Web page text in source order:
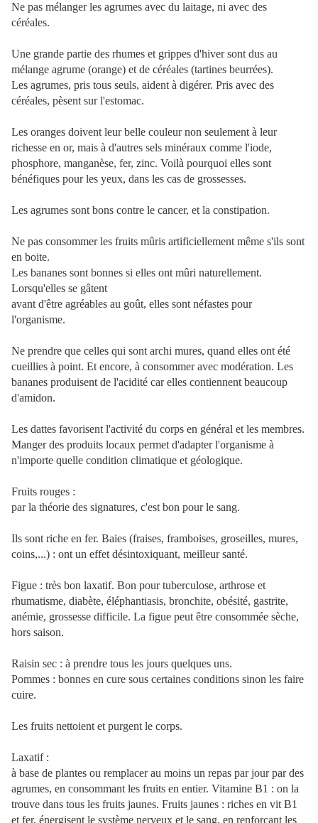
Ne pas mélanger les agrumes avec du laitage, ni avec des
céréales.
Une grande partie des rhumes et grippes d'hiver sont dus au
mélange agrume (orange) et de céréales (tartines beurrées).
Les agrumes, pris tous seuls, aident à digérer. Pris avec des
céréales, pèsent sur l'estomac.
Les oranges doivent leur belle couleur non seulement à leur
richesse en or, mais à d'autres sels minéraux comme l'iode,
phosphore, manganèse, fer, zinc. Voilà pourquoi elles sont
bénéfiques pour les yeux, dans les cas de grossesses.
Les agrumes sont bons contre le cancer, et la constipation.
Ne pas consommer les fruits mûris artificiellement même s'ils sont
en boite.
Les bananes sont bonnes si elles ont mûri naturellement.
Lorsqu'elles se gâtent
avant d'être agréables au goût, elles sont néfastes pour
l'organisme.
Ne prendre que celles qui sont archi mures, quand elles ont été
cueillies à point. Et encore, à consommer avec modération. Les
bananes produisent de l'acidité car elles contiennent beaucoup
d'amidon.
Les dattes favorisent l'activité du corps en général et les membres.
Manger des produits locaux permet d'adapter l'organisme à
n'importe quelle condition climatique et géologique.
Fruits rouges :
par la théorie des signatures, c'est bon pour le sang.
Ils sont riche en fer. Baies (fraises, framboises, groseilles, mures,
coins,...) : ont un effet désintoxiquant, meilleur santé.
Figue : très bon laxatif. Bon pour tuberculose, arthrose et
rhumatisme, diabète, éléphantiasis, bronchite, obésité, gastrite,
anémie, grossesse difficile. La figue peut être consommée sèche,
hors saison.
Raisin sec : à prendre tous les jours quelques uns.
Pommes : bonnes en cure sous certaines conditions sinon les faire
cuire.
Les fruits nettoient et purgent le corps.
Laxatif :
à base de plantes ou remplacer au moins un repas par jour par des
agrumes, en consommant les fruits en entier. Vitamine B1 : on la
trouve dans tous les fruits jaunes. Fruits jaunes : riches en vit B1
et fer, énergisent le système nerveux et le sang, en renforçant les